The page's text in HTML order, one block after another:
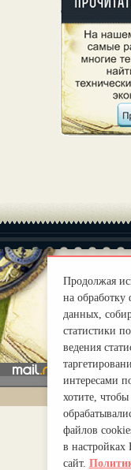
Продолжая
на обработку
данных,
статистики
ведения
интересами
хотите,
файлов
в настройках
сайт.